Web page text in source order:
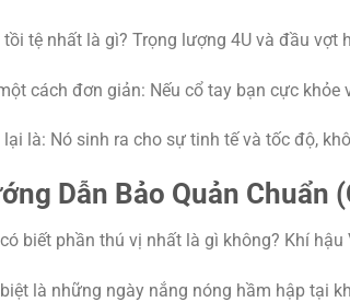
tệ nhất là gì? Trọng lượng 4U và đầu vợt
cách đơn giản: Nếu cổ tay bạn cực
lại là: Nó sinh ra cho sự tinh tế và tốc độ,
Dẫn Bảo Quản Chuẩn
biết phần thú vị nhất là gì không? Khí
là những ngày nắng nóng hầm hập tại